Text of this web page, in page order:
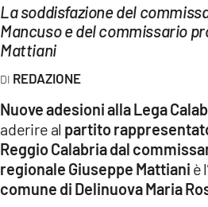
LAC TV
LAC NETWORK
LAC ONAIR
LaC
Network
LACPLAY.IT
LACTV.IT
La soddisfazione del
Mancuso e del commissario
Mattiani
REDAZIONE
Nuove adesioni alla Lega
aderire al partito
Reggio Calabria dal
regionale Giuseppe Mattiani è l
comune di Delinuova Maria